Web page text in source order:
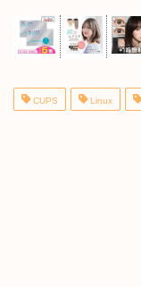
CUPS Linux